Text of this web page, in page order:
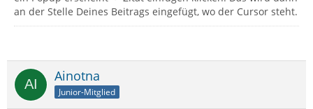
klicken.
namentlich anlegen.
Falls Namen vergessen, einfach erst einmal
an der Stelle Deines Beitrags eingefügt, wo der Cursor steht.
Ainotna
Junior-Mitglied